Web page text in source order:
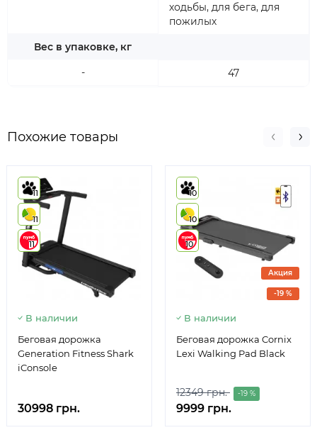
Вес в упаковке, кг
-
ходьбы, для бега, для
пожилых
47
Похожие товары
11
11
11
В наличии
Беговая дорожка
Generation Fitness Shark
iConsole
30998 грн.
10
10
10
-19 %
Акция
В наличии
Беговая дорожка Cornix
Lexi Walking Pad Black
12349 грн. -19 %
9999 грн.